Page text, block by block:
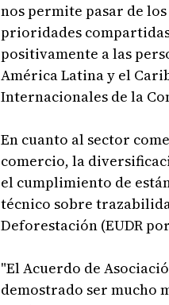
nos permite pasar de
prioridades
positivamente a las
América Latina y el
Internacionales de la
En cuanto al sector
comercio, la
el cumplimiento de
técnico sobre
Deforestación (EUDR
"El Acuerdo de
demostrado ser mucho